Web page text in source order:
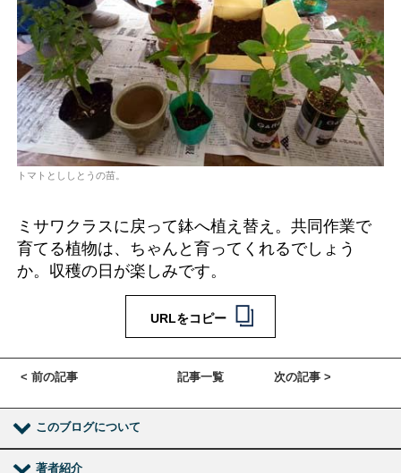
トマトとししとうの苗。
ミサワクラスに戻って鉢へ植え替え。共同作業で
育てる植物は、ちゃんと育ってくれるでしょう
か。収穫の日が楽しみです。
URLをコピー
< 前の記事 記事一覧 次の記事 >
このブログについて
著者紹介